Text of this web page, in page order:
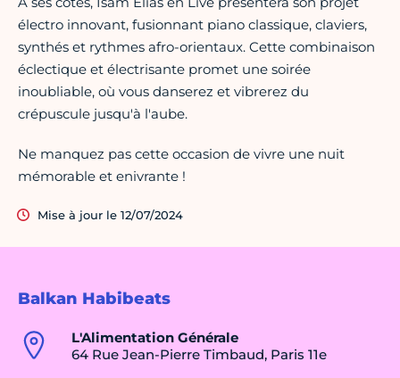
Balkan Habibeats
L'Alimentation Générale
64 Rue Jean-Pierre Timbaud, Paris 11e
électro innovant, fusionnant piano classique, claviers,
synthés et rythmes afro-orientaux. Cette combinaison
éclectique et électrisante promet une soirée
inoubliable, où vous danserez et vibrerez du
crépuscule jusqu'à l'aube.
Ne manquez pas cette occasion de vivre une nuit
mémorable et enivrante !
Mise à jour le 12/07/2024